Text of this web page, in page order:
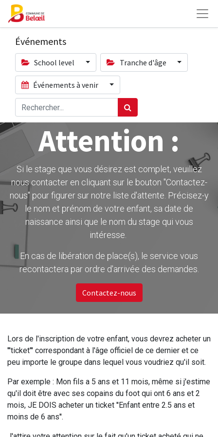
Événements
School level Tranche d'âge
Événements à venir
Attention :
Si le stage que vous désirez est complet, veuillez
nous contacter en cliquant sur le bouton ''Contactez-
nous" pour figurer sur notre liste d'attente. Précisez-y
le nom et prénom de votre enfant, sa date de
naissance ainsi que le nom du stage qui vous
intéresse.
En cas de libération de place(s), le service vous
recontactera par ordre d'arrivée des demandes.
Contactez-nous
Lors de l'inscription de votre enfant, vous devrez acheter un
'''ticket''' correspondant à l'âge officiel de ce dernier et ce
peu importe le groupe dans lequel vous voudriez qu'il soit.
Par exemple : Mon fils a 5 ans et 11 mois, même si j'estime
qu'il doit être avec ses copains du foot qui ont 6 ans et 2
mois, JE DOIS acheter un ticket ''Enfant entre 2.5 ans et
moins de 6 ans''.